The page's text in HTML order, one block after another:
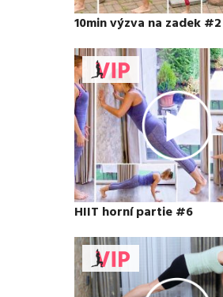
10min výzva na zadek #2
HIIT horní partie #6